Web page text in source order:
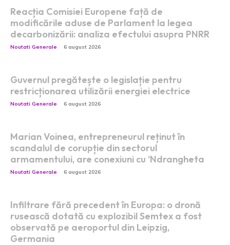
Reacția Comisiei Europene față de
modificările aduse de Parlament la legea
decarbonizării: analiza efectului asupra PNRR
Noutati Generale 6 august 2026
Guvernul pregătește o legislație pentru
restricționarea utilizării energiei electrice
Noutati Generale 6 august 2026
Marian Voinea, entrepreneurul reținut în
scandalul de corupție din sectorul
armamentului, are conexiuni cu ‘Ndrangheta
Noutati Generale 6 august 2026
Infiltrare fără precedent în Europa: o dronă
rusească dotată cu explozibil Semtex a fost
observată pe aeroportul din Leipzig,
Germania